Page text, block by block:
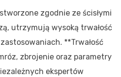
zgodnie ze ścisłymi
utrzymują wysoką trwałość
**Trwałość
zbrojenie oraz parametry
ekspertów